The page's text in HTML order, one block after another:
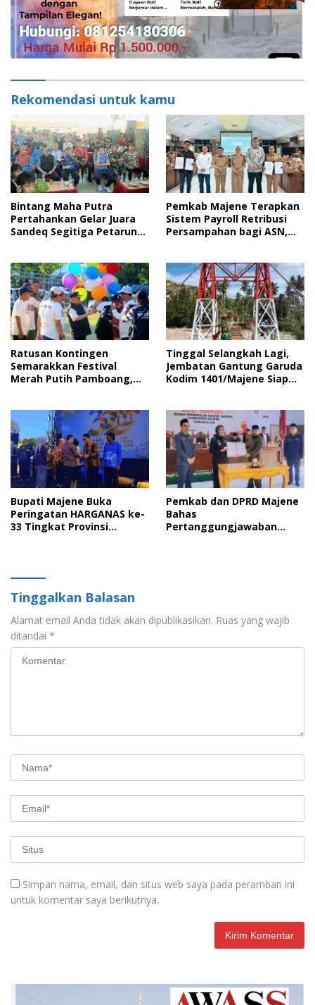
Rekomendasi untuk kamu
Bintang Maha Putra
Pertahankan Gelar Juara
Sandeq Segitiga Petarung
Pemkab Majene Terapkan
Sistem Payroll Retribusi
Persampahan bagi ASN,
Ratusan Kontingen
Semarakkan Festival
Merah Putih Pamboang,
Tanah Air
Tinggal Selangkah Lagi,
Jembatan Gantung Garuda
Kodim 1401/Majene Siap
Bupati Majene Buka
Peringatan HARGANAS ke-
33 Tingkat Provinsi
Pemkab dan DPRD Majene
Bahas
Pertanggungjawaban
Tinggalkan Balasan
Alamat email Anda tidak akan dipublikasikan. Ruas yang wajib
ditandai *
Simpan nama, email, dan situs web saya pada peramban ini
untuk komentar saya berikutnya.